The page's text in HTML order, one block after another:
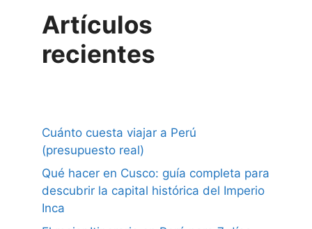
Artículos
recientes
Cuánto cuesta viajar a Perú
(presupuesto real)
Qué hacer en Cusco: guía completa para
descubrir la capital histórica del Imperio
Inca